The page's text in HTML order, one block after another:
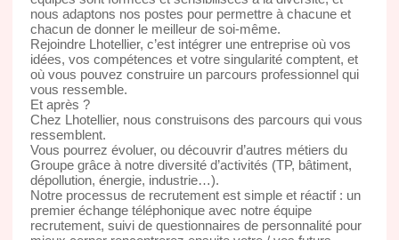
nous adaptons nos postes pour permettre à chacune et
chacun de donner le meilleur de soi-même.
Rejoindre Lhotellier, c’est intégrer une entreprise où vos
idées, vos compétences et votre singularité comptent, et
où vous pouvez construire un parcours professionnel qui
vous ressemble.
Et après ?
Chez Lhotellier, nous construisons des parcours qui vous
ressemblent.
Vous pourrez évoluer, ou découvrir d’autres métiers du
Groupe grâce à notre diversité d’activités (TP, bâtiment,
dépollution, énergie, industrie…).
Notre processus de recrutement est simple et réactif : un
premier échange téléphonique avec notre équipe
recrutement, suivi de questionnaires de personnalité pour